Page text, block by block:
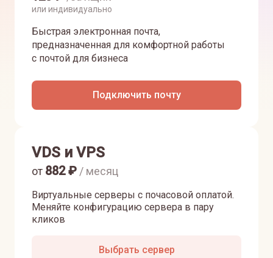
или индивидуально
Быстрая электронная почта,
предназначенная для комфортной работы
с почтой для бизнеса
Подключить почту
VDS и VPS
Виртуальные серверы с почасовой оплатой.
Меняйте конфигурацию сервера в пару
кликов
от 882₽ / месяц
Выбрать сервер